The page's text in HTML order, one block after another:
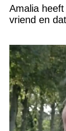
Amalia
vriend en